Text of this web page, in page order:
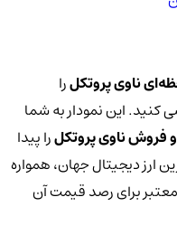
ناوی پروتکلرا
کنید. این نمودار به شما
فروش ناوی پروتکلرا پیدا
ارز دیجیتال جهان، همواره
برای رصد قیمت آن